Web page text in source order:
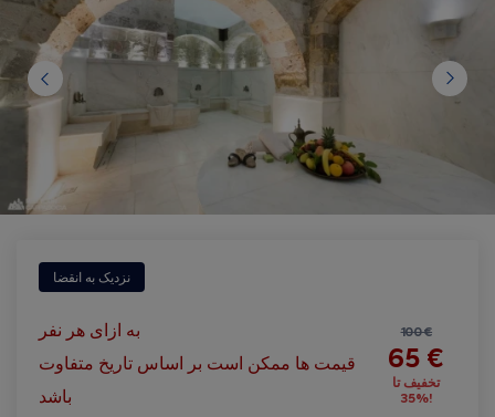
نزدیک به انقضا
به ازای هر نفر
قیمت ها ممکن است بر اساس تاریخ متفاوت
باشد
100 €
65 €
تخفیف تا
%35!